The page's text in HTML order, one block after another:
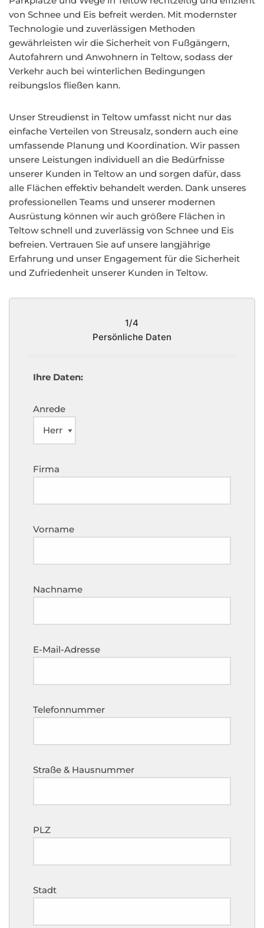
von Schnee und Eis befreit werden. Mit modernster
Technologie und zuverlässigen Methoden
gewährleisten wir die Sicherheit von Fußgängern,
Autofahrern und Anwohnern in Teltow, sodass der
Verkehr auch bei winterlichen Bedingungen
reibungslos fließen kann.
Unser Streudienst in Teltow umfasst nicht nur das
einfache Verteilen von Streusalz, sondern auch eine
umfassende Planung und Koordination. Wir passen
unsere Leistungen individuell an die Bedürfnisse
unserer Kunden in Teltow an und sorgen dafür, dass
alle Flächen effektiv behandelt werden. Dank unseres
professionellen Teams und unserer modernen
Ausrüstung können wir auch größere Flächen in
Teltow schnell und zuverlässig von Schnee und Eis
befreien. Vertrauen Sie auf unsere langjährige
Erfahrung und unser Engagement für die Sicherheit
und Zufriedenheit unserer Kunden in Teltow.
1/4
Persönliche Daten
Ihre Daten:
Anrede
Firma
Vorname
Nachname
E-Mail-Adresse
Telefonnummer
Straße & Hausnummer
PLZ
Stadt